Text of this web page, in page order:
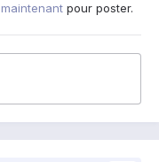
pour poster.